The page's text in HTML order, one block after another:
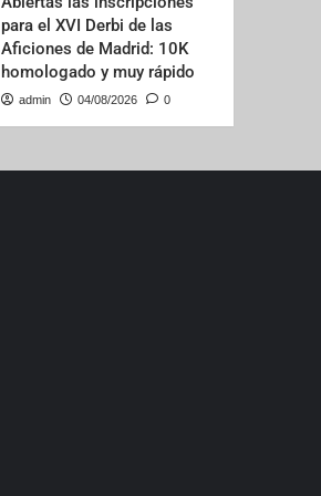
para el XVI Derbi de las
Aficiones de Madrid: 10K
homologado y muy rápido
admin 04/08/2026 0